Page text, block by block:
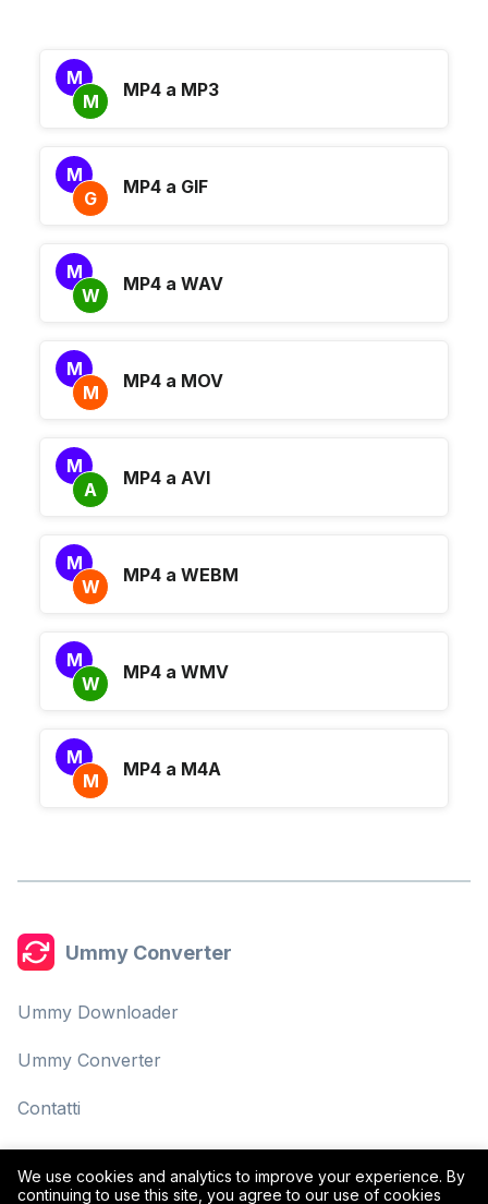
We use cookies and analytics to improve your experience. By
continuing to use this site, you agree to our use of cookies
M
M
MP4 a MP3
M
G
MP4 a GIF
M
W
MP4 a WAV
M
M
MP4 a MOV
M
A
MP4 a AVI
M
W
MP4 a WEBM
M
W
MP4 a WMV
M
M
MP4 a M4A
Ummy Converter
Ummy Downloader
Ummy Converter
Contatti
Informativa sulla Privacy